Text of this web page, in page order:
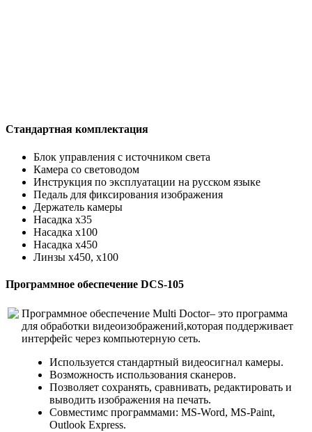
Стандартная комплектация
Блок управления с источником света
Камера со световодом
Инструкция по эксплуатации на русском языке
Педаль для фиксирования изображения
Держатель камеры
Насадка x35
Насадка x100
Насадка x450
Линзы х450, х100
Программное обеспечение DCS-105
Программное обеспечение Multi Doctor– это программа
для обработки видеоизображений,которая поддерживает
интерфейс через компьютерную сеть.
Используется стандартный видеосигнал камеры.
Возможность использования сканеров.
Позволяет сохранять, сравнивать, редактировать и
выводить изображения на печать.
Совместимс программами: MS-Word, MS-Paint,
Outlook Express.